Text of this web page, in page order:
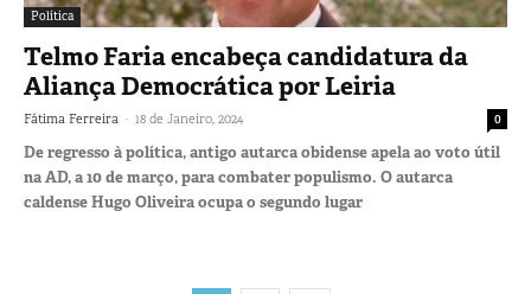
Política
Telmo Faria encabeça candidatura da
Aliança Democrática por Leiria
Fátima Ferreira - 18 de Janeiro, 2024 0
De regresso à política, antigo autarca obidense apela ao voto útil
na AD, a 10 de março, para combater populismo. O autarca
caldense Hugo Oliveira ocupa o segundo lugar